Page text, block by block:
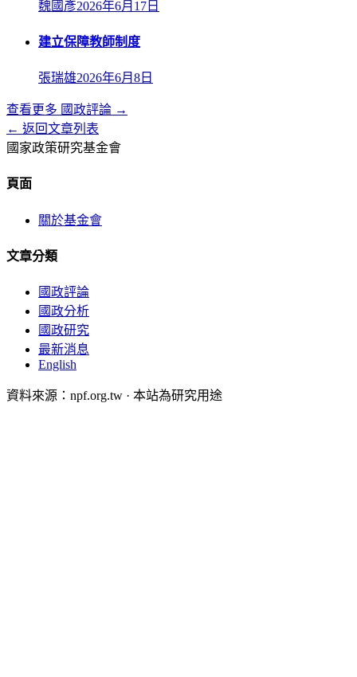
魏國彥2026年6月17日
建立保障教師制度
張瑞雄2026年6月8日
查看更多 國政評論 →
← 返回文章列表
國家政策研究基金會
頁面
關於基金會
文章分類
國政評論
國政分析
國政研究
最新消息
English
資料來源：npf.org.tw · 本站為研究用途